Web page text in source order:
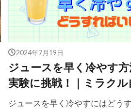
2024年7月19日
ジュースを早く冷やす
実験に挑戦！｜ミラクル
ジュースを早く冷やすにはどう